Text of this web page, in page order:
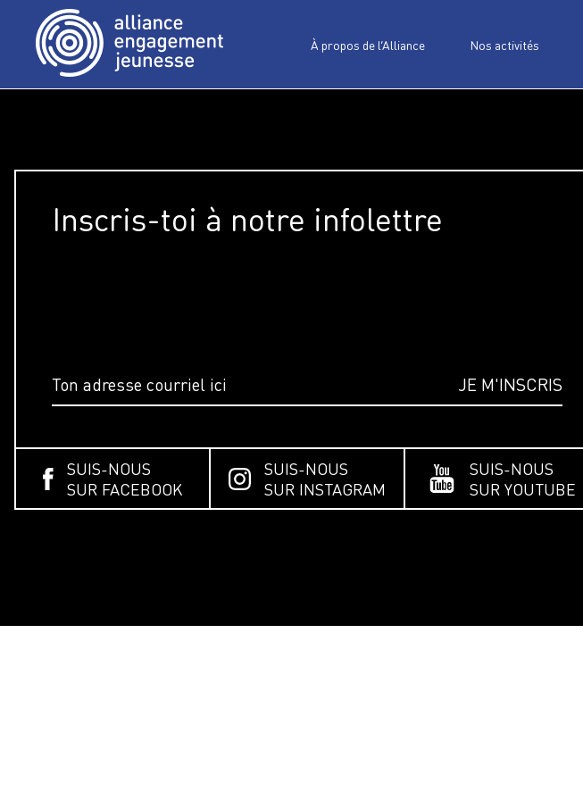
À propos de l’Alliance Nos activités
Inscris-toi à notre infolettre
SUIS-NOUS
SUR FACEBOOK
SUIS-NOUS
SUR INSTAGRAM
SUIS-NOUS
SUR YOUTUBE